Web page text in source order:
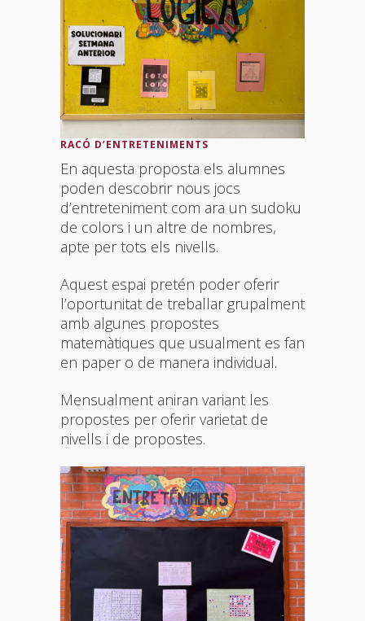
RACÓ D’ENTRETENIMENTS
En aquesta proposta els alumnes
poden descobrir nous jocs
d’entreteniment com ara un sudoku
de colors i un altre de nombres,
apte per tots els nivells.
Aquest espai pretén poder oferir
l’oportunitat de treballar grupalment
amb algunes propostes
matemàtiques que usualment es fan
en paper o de manera individual.
Mensualment aniran variant les
propostes per oferir varietat de
nivells i de propostes.